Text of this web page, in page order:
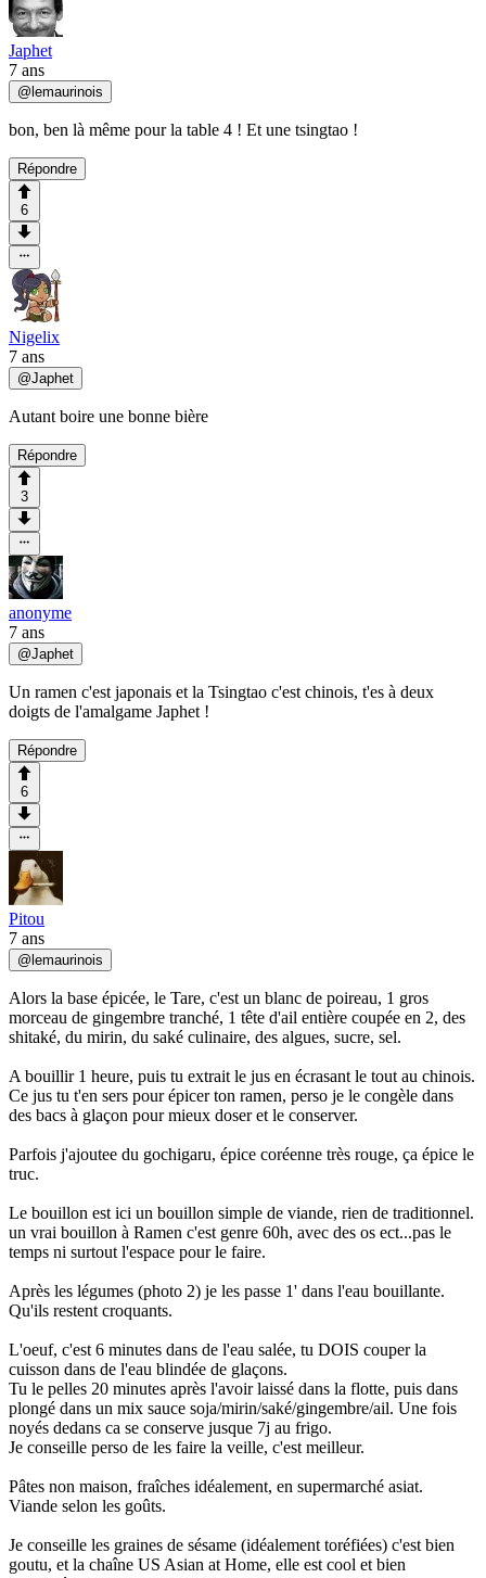
Japhet
7 ans
@ lemaurinois
bon, ben là même pour la table 4 ! Et une tsingtao !
Répondre
6
Nigelix
7 ans
@Japhet
Autant boire une bonne bière
Répondre
3
anonyme
7 ans
@Japhet
Un ramen c'est japonais et la Tsingtao c'est chinois, t'es à deux
doigts de l'amalgame Japhet !
Répondre
6
Pitou
7 ans
@ lemaurinois
Alors la base épicée, le Tare, c'est un blanc de poireau, 1 gros
morceau de gingembre tranché, 1 tête d'ail entière coupée en 2, des
shitaké, du mirin, du saké culinaire, des algues, sucre, sel.
A bouillir 1 heure, puis tu extrait le jus en écrasant le tout au chinois.
Ce jus tu t'en sers pour épicer ton ramen, perso je le congèle dans
des bacs à glaçon pour mieux doser et le conserver.
Parfois j'ajoutee du gochigaru, épice coréenne très rouge, ça épice le
truc.
Le bouillon est ici un bouillon simple de viande, rien de traditionnel.
un vrai bouillon à Ramen c'est genre 60h, avec des os ect...pas le
temps ni surtout l'espace pour le faire.
Après les légumes (photo 2) je les passe 1' dans l'eau bouillante.
Qu'ils restent croquants.
L'oeuf, c'est 6 minutes dans de l'eau salée, tu DOIS couper la
cuisson dans de l'eau blindée de glaçons.
Tu le pelles 20 minutes après l'avoir laissé dans la flotte, puis dans
plongé dans un mix sauce soja/mirin/saké/gingembre/ail. Une fois
noyés dedans ca se conserve jusque 7j au frigo.
Je conseille perso de les faire la veille, c'est meilleur.
Pâtes non maison, fraîches idéalement, en supermarché asiat.
Viande selon les goûts.
Je conseille les graines de sésame (idéalement toréfiées) c'est bien
goutu, et la chaîne US Asian at Home, elle est cool et bien